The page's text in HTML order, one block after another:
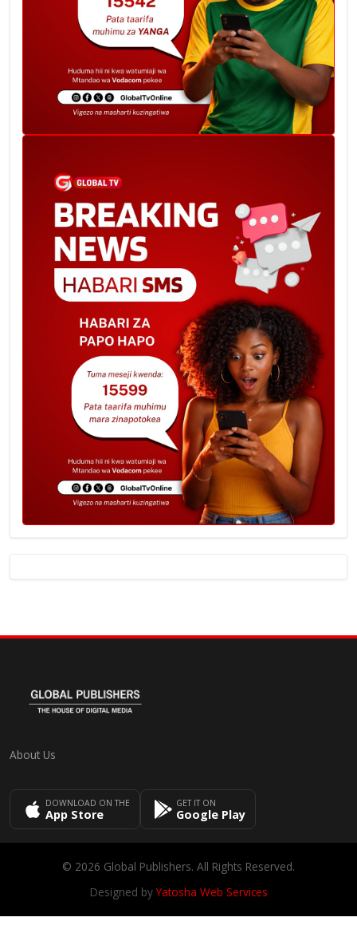
About Us
DOWNLOAD ON THE
App Store
GET IT ON
Google Play
© 2026 Global Publishers. All Rights Reserved.
Designed byYatosha Web Services